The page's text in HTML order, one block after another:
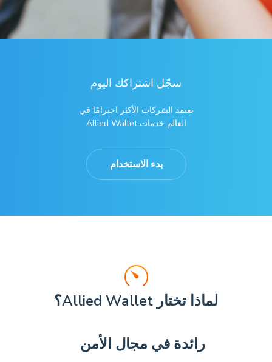
سجّل اشتراكك اليوم
تعتمد الشركات الأكثر احترامًا في
العالم خدمات Allied Wallet
بدء الاستخدام
لماذا تختار Allied Wallet؟
رائدة في مجال الأمن